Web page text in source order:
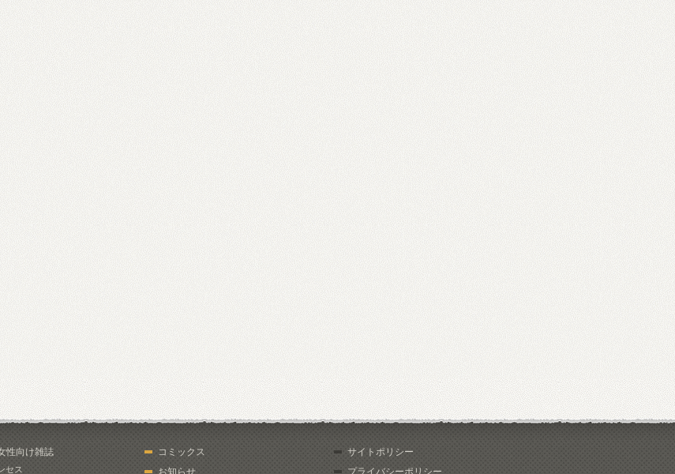
性向け雑誌
セス
コミックス
お知らせ
サイトポリシー
プライバシーポリシー